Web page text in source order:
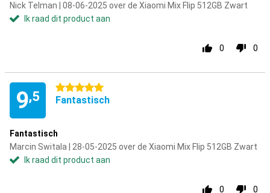
Nick Telman | 08-06-2025 over de Xiaomi Mix Flip 512GB Zwart
Ik raad dit product aan
0 0
9,5
5 sterren
Fantastisch
Fantastisch
Marcin Switala | 28-05-2025 over de Xiaomi Mix Flip 512GB Zwart
Ik raad dit product aan
0 0